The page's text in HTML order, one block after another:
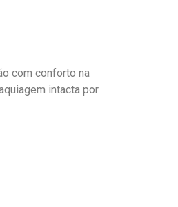
com conforto na
intacta por